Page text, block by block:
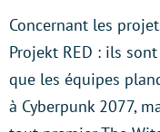
Concernant les
Projekt RED : ils
que les équipes
à Cyberpunk 2077,